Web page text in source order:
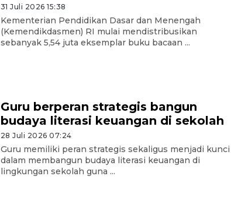
31 Juli 2026 15:38
Kementerian Pendidikan Dasar dan Menengah
(Kemendikdasmen) RI mulai mendistribusikan
sebanyak 5,54 juta eksemplar buku bacaan ...
Guru berperan strategis bangun
budaya literasi keuangan di sekolah
28 Juli 2026 07:24
Guru memiliki peran strategis sekaligus menjadi kunci
dalam membangun budaya literasi keuangan di
lingkungan sekolah guna ...